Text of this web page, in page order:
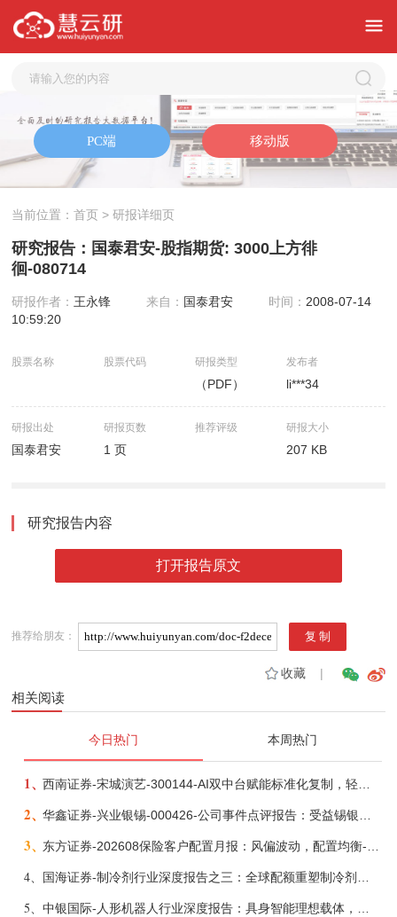
当前位置：首页 > 研报详细页
研究报告：国泰君安-股指期货: 3000上方徘
徊-080714
研报作者： 王永锋 来自： 国泰君安 时间： 2008-07-14
10:59:20
股票名称 股票代码 研报类型
（PDF）
发布者
li***34
研报出处
国泰君安
研报页数
1 页
推荐评级 研报大小
207 KB
研究报告内容
打开报告原文
推荐给朋友：
收藏|
相关阅读
今日热门 本周热门
1、
2、
3、
4、
5、